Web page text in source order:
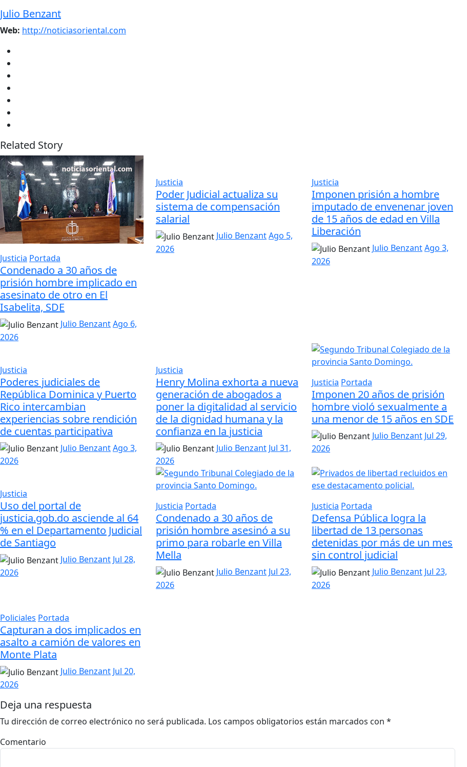
Julio Benzant
Web: http://noticiasoriental.com
Related Story
Justicia Portada
Condenado a 30 años de
prisión hombre implicado en
asesinato de otro en El
Isabelita, SDE
Julio BenzantAgo 6,
2026
Justicia
Poder Judicial actualiza su
sistema de compensación
salarial
Julio BenzantAgo 5,
2026
Justicia
Imponen prisión a hombre
imputado de envenenar joven
de 15 años de edad en Villa
Liberación
Julio BenzantAgo 3,
2026
Justicia
Poderes judiciales de
República Dominica y Puerto
Rico intercambian
experiencias sobre rendición
de cuentas participativa
Julio BenzantAgo 3,
2026
Justicia
Henry Molina exhorta a nueva
generación de abogados a
poner la digitalidad al servicio
de la dignidad humana y la
confianza en la justicia
Julio Benzant Jul 31,
2026
Justicia Portada
Imponen 20 años de prisión
hombre violó sexualmente a
una menor de 15 años en SDE
Julio Benzant Jul 29,
2026
Justicia
Uso del portal de
justicia.gob.do asciende al 64
% en el Departamento Judicial
de Santiago
Julio Benzant Jul 28,
2026
Justicia Portada
Condenado a 30 años de
prisión hombre asesinó a su
primo para robarle en Villa
Mella
Julio Benzant Jul 23,
2026
Justicia Portada
Defensa Pública logra la
libertad de 13 personas
detenidas por más de un mes
sin control judicial
Julio Benzant Jul 23,
2026
Policiales Portada
Capturan a dos implicados en
asalto a camión de valores en
Monte Plata
Julio Benzant Jul 20,
2026
Deja una respuesta
Tu dirección de correo electrónico no será publicada. Los campos obligatorios están marcados con *
Comentario